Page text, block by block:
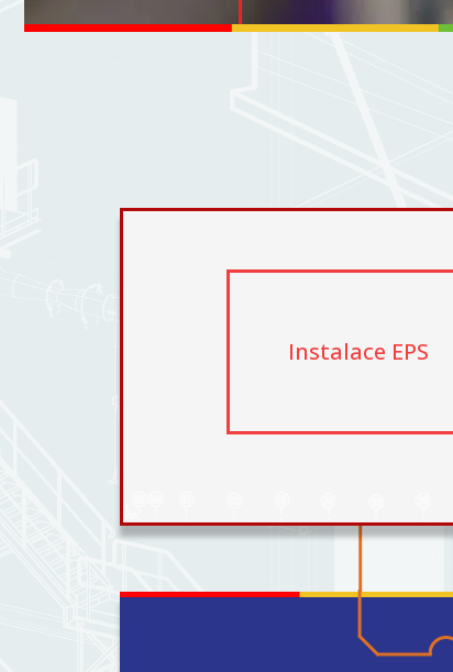
Instalace EPS